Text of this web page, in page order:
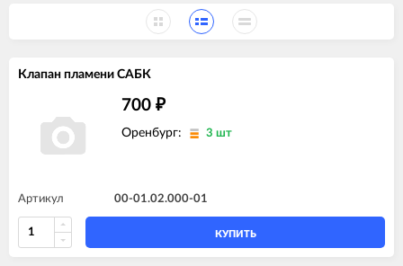
Клапан пламени САБК
700 ₽
Оренбург: 3 шт
Артикул 00-01.02.000-01
КУПИТЬ